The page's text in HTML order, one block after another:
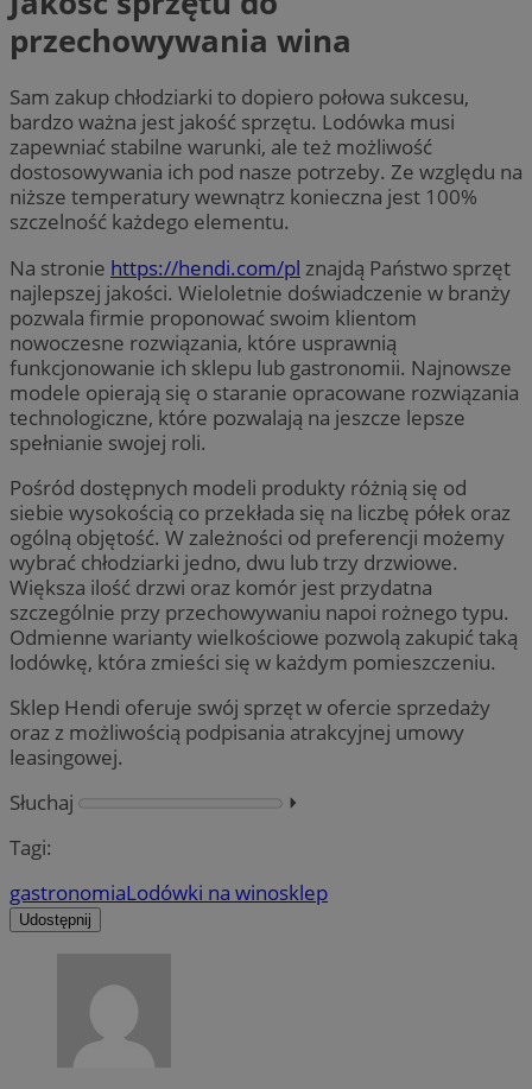
przechowywania wina
Sam zakup chłodziarki to dopiero połowa sukcesu,
bardzo ważna jest jakość sprzętu. Lodówka musi
zapewniać stabilne warunki, ale też możliwość
dostosowywania ich pod nasze potrzeby. Ze względu na
niższe temperatury wewnątrz konieczna jest 100%
szczelność każdego elementu.
Na stronie https://hendi.com/pl znajdą Państwo sprzęt
najlepszej jakości. Wieloletnie doświadczenie w branży
pozwala firmie proponować swoim klientom
nowoczesne rozwiązania, które usprawnią
funkcjonowanie ich sklepu lub gastronomii. Najnowsze
modele opierają się o staranie opracowane rozwiązania
technologiczne, które pozwalają na jeszcze lepsze
spełnianie swojej roli.
Pośród dostępnych modeli produkty różnią się od
siebie wysokością co przekłada się na liczbę półek oraz
ogólną objętość. W zależności od preferencji możemy
wybrać chłodziarki jedno, dwu lub trzy drzwiowe.
Większa ilość drzwi oraz komór jest przydatna
szczególnie przy przechowywaniu napoi rożnego typu.
Odmienne warianty wielkościowe pozwolą zakupić taką
lodówkę, która zmieści się w każdym pomieszczeniu.
Sklep Hendi oferuje swój sprzęt w ofercie sprzedaży
oraz z możliwością podpisania atrakcyjnej umowy
leasingowej.
Słuchaj
⏵︎
Tagi:
gastronomiaLodówki na winosklep
Udostępnij